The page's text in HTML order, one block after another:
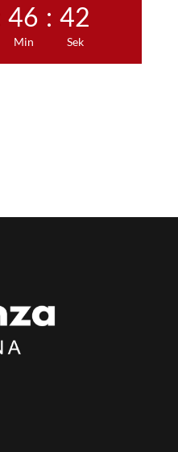
46
Min
: 41
Sek